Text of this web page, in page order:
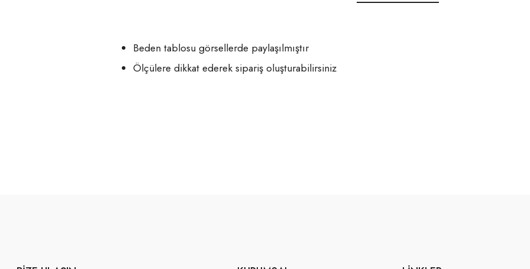
Beden tablosu görsellerde paylaşılmıştır
Ölçülere dikkat ederek sipariş oluşturabilirsiniz